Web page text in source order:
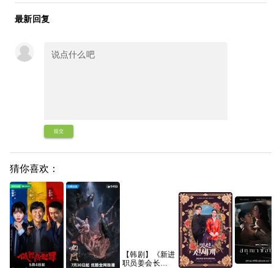
最新回复
提交
猜你喜欢：
【韩剧】《新进
职员姜会长